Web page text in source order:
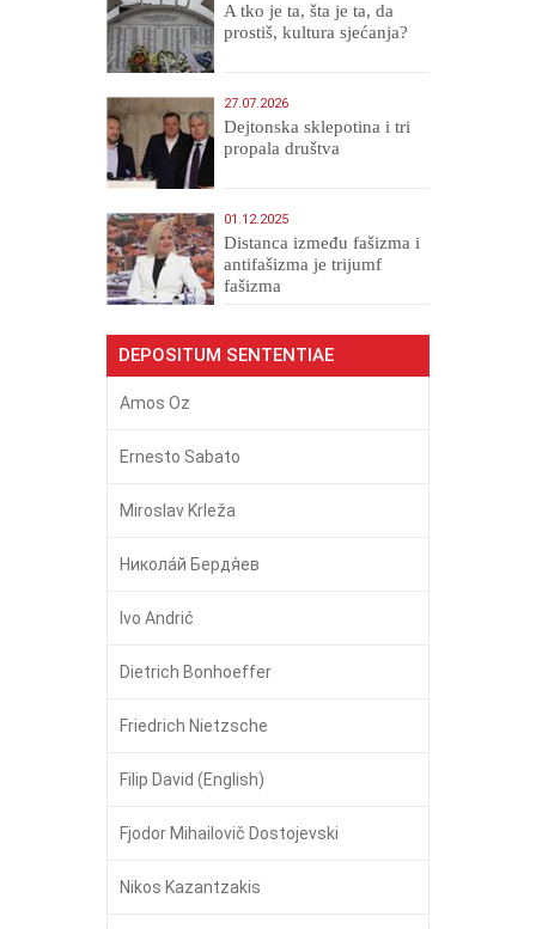
A tko je ta, šta je ta, da
prostiš, kultura sjećanja?
27.07.2026
Dejtonska sklepotina i tri
propala društva
01.12.2025
Distanca između fašizma i
antifašizma je trijumf
fašizma
DEPOSITUM SENTENTIAE
Amos Oz
Ernesto Sabato
Miroslav Krleža
Никола́й Бердя́ев
Ivo Andrić
Dietrich Bonhoeffer
Friedrich Nietzsche
Filip David (English)
Fjodor Mihailovič Dostojevski
Nikos Kazantzakis